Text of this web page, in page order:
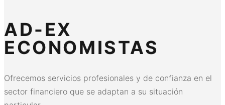
AD-EX
ECONOMISTAS
Ofrecemos servicios profesionales y de confianza en el
sector financiero que se adaptan a su situación